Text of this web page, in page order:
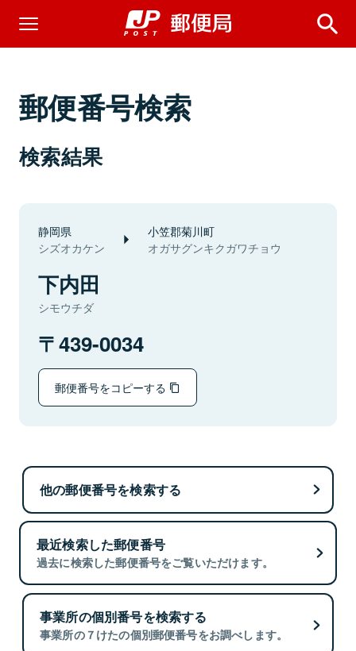
郵便番号検索
検索結果
静岡県
シズオカケン
小笠郡菊川町
オガサグンキクガワチョウ
下内田
シモウチダ
439-0034
郵便番号をコピーする
他の郵便番号を検索する
最近検索した郵便番号
過去に検索した郵便番号をご覧いただけます。
事業所の個別番号を検索する
事業所の７けたの個別郵便番号をお調べします。